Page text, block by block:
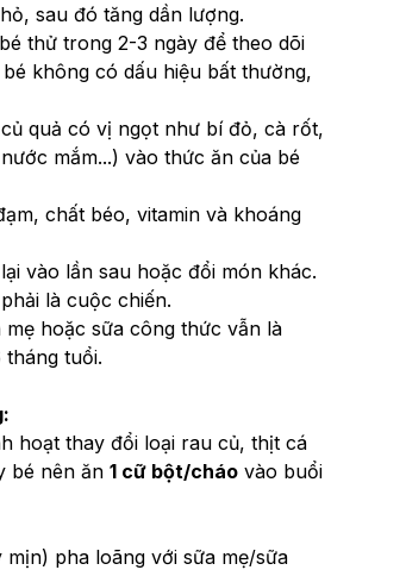
sau đó tăng dần lượng.
thử trong 2-3 ngày để theo dõi
không có dấu hiệu bất thường,
quả có vị ngọt như bí đỏ, cà rốt,
mắm...) vào thức ăn của bé
chất béo, vitamin và khoáng
vào lần sau hoặc đổi món khác.
là cuộc chiến.
mẹ hoặc sữa công thức vẫn là
tuổi.
hoạt thay đổi loại rau củ, thịt cá
bé nên ăn 1 cữ bột/cháo vào buổi
pha loãng với sữa mẹ/sữa